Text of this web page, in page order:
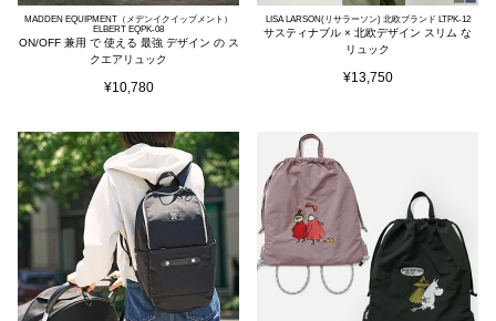
MADDEN EQUIPMENT（メデンイクイップメント）
ELBERT EQPK-08
ON/OFF 兼用 で 使える 最強 デザイン の ス
クエアリュック
¥10,780
LISA LARSON(リサラーソン) 北欧ブランド LTPK-12
サスティナブル × 北欧デザイン スリム な
リュック
¥13,750